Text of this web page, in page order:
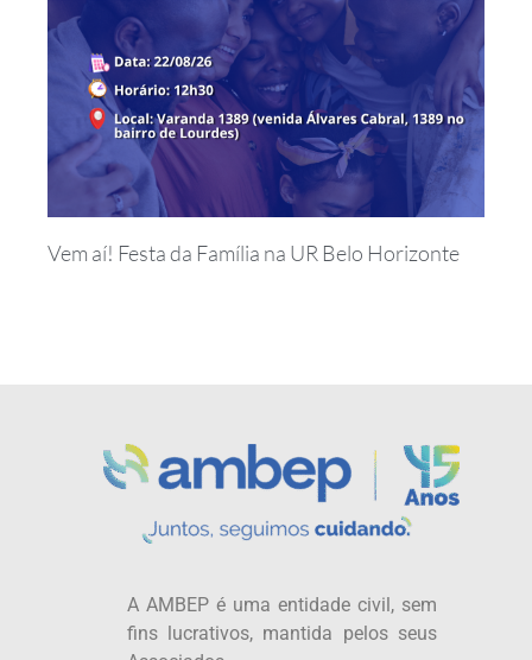
Vem aí! Festa da Família na UR Belo Horizonte
A AMBEP é uma entidade civil, sem
fins lucrativos, mantida pelos seus